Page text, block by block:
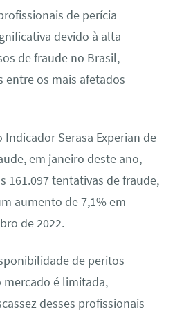
de perícia
devido à alta
de fraude no Brasil,
entre os mais afetados
Indicador Serasa Experian de
em janeiro deste ano,
161.097 tentativas de fraude,
aumento de 7,1% em
de 2022.
de peritos
mercado é limitada,
desses profissionais